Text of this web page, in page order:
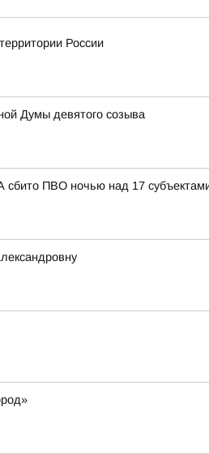
России
Думы девятого созыва
сбито ПВО ночью над 17